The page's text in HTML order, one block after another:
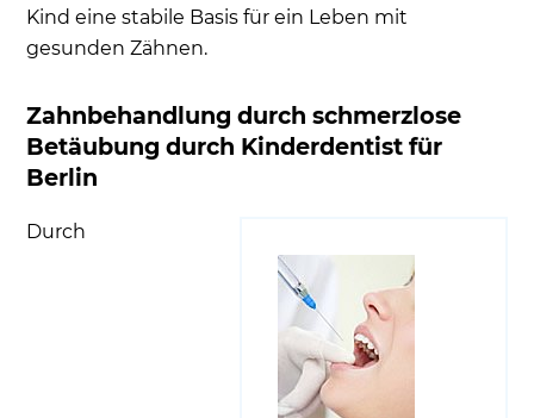
Kind eine stabile Basis für ein Leben mit
gesunden Zähnen.
Zahnbehandlung durch schmerzlose
Betäubung durch Kinderdentist für
Berlin
Durch